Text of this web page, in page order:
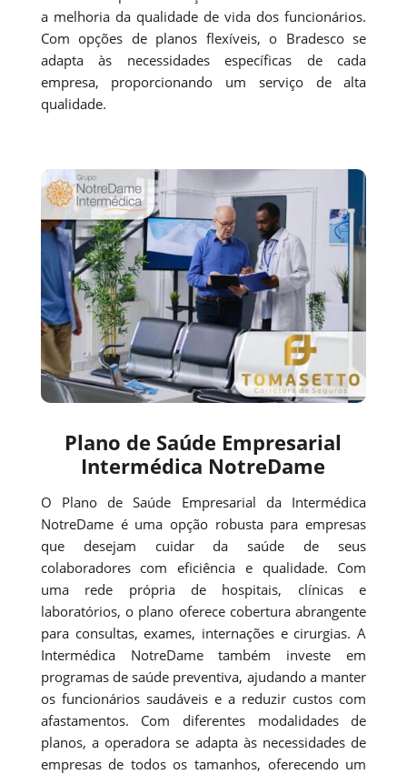
a melhoria da qualidade de vida dos funcionários.
Com opções de planos flexíveis, o Bradesco se
adapta às necessidades específicas de cada
empresa, proporcionando um serviço de alta
qualidade.
Plano de Saúde Empresarial
Intermédica NotreDame
O Plano de Saúde Empresarial da Intermédica
NotreDame é uma opção robusta para empresas
que desejam cuidar da saúde de seus
colaboradores com eficiência e qualidade. Com
uma rede própria de hospitais, clínicas e
laboratórios, o plano oferece cobertura abrangente
para consultas, exames, internações e cirurgias. A
Intermédica NotreDame também investe em
programas de saúde preventiva, ajudando a manter
os funcionários saudáveis e a reduzir custos com
afastamentos. Com diferentes modalidades de
planos, a operadora se adapta às necessidades de
empresas de todos os tamanhos, oferecendo um